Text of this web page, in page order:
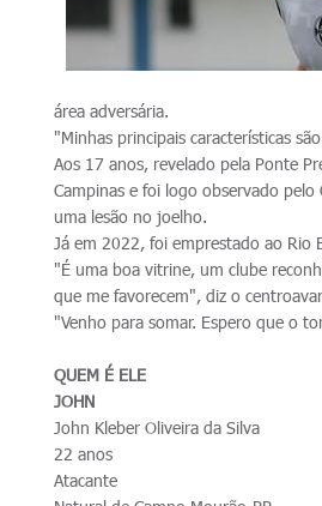
área adversária.
"Minhas principais características
Aos 17 anos, revelado pela Ponte
Campinas e foi logo observado
uma lesão no joelho.
Já em 2022, foi emprestado ao Rio
"É uma boa vitrine, um clube
que me favorecem", diz o
"Venho para somar. Espero que o
QUEM É ELE
JOHN
John Kleber Oliveira da Silva
22 anos
Atacante